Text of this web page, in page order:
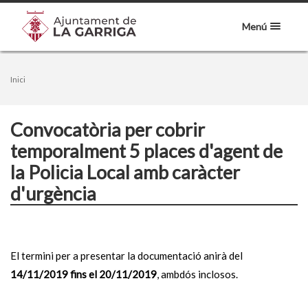
Menú
Inici
Convocatòria per cobrir
temporalment 5 places d'agent de
la Policia Local amb caràcter
d'urgència
El termini per a presentar la documentació anirà del
14/11/2019 fins el 20/11/2019, ambdós inclosos.